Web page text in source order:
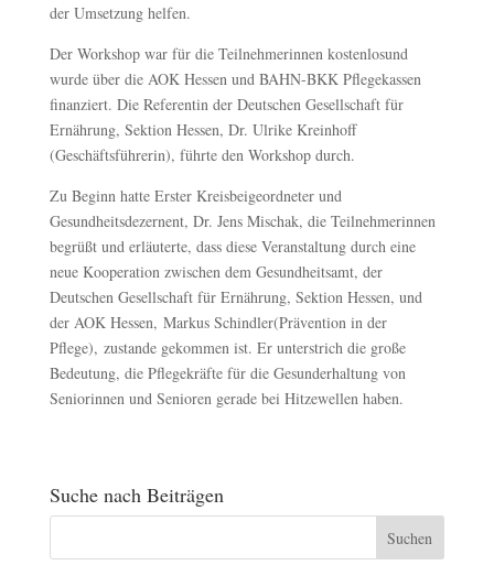
der Umsetzung helfen.
Der Workshop war für die Teilnehmerinnen kostenlosund
wurde über die AOK Hessen und BAHN-BKK Pflegekassen
finanziert. Die Referentin der Deutschen Gesellschaft für
Ernährung, Sektion Hessen, Dr. Ulrike Kreinhoff
(Geschäftsführerin), führte den Workshop durch.
Zu Beginn hatte Erster Kreisbeigeordneter und
Gesundheitsdezernent, Dr. Jens Mischak, die Teilnehmerinnen
begrüßt und erläuterte, dass diese Veranstaltung durch eine
neue Kooperation zwischen dem Gesundheitsamt, der
Deutschen Gesellschaft für Ernährung, Sektion Hessen, und
der AOK Hessen, Markus Schindler(Prävention in der
Pflege), zustande gekommen ist. Er unterstrich die große
Bedeutung, die Pflegekräfte für die Gesunderhaltung von
Seniorinnen und Senioren gerade bei Hitzewellen haben.
Suche nach Beiträgen